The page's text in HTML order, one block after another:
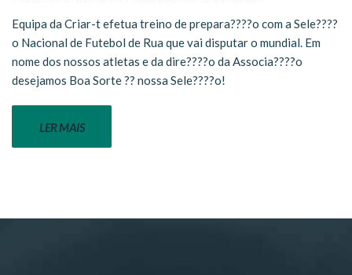
Equipa da Criar-t efetua treino de prepara????o com a Sele????
o Nacional de Futebol de Rua que vai disputar o mundial. Em
nome dos nossos atletas e da dire????o da Associa????o
desejamos Boa Sorte ?? nossa Sele????o!
LER MAIS